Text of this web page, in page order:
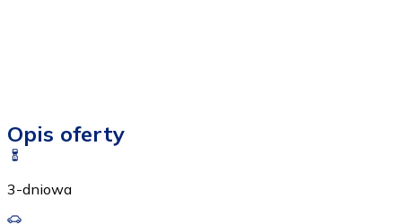
Opis oferty
3-dniowa